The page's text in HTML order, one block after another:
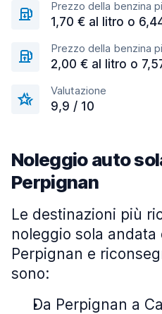
Prezzo della benzina
1,70 € al litro o
Prezzo della benzina
2,00 € al litro o
Valutazione
9,9 / 10
Noleggio auto
Perpignan
Le destinazioni più
noleggio sola andata
Perpignan e
sono:
Da Perpignan a